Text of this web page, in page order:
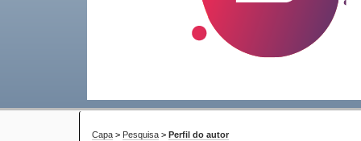
Capa > Pesquisa > Perfil do autor